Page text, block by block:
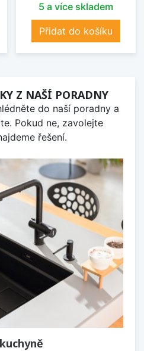
5 a více skladem
Přidat do košíku
Z NAŠÍ PORADNY
do naší poradny a
Pokud ne, zavolejte
řešení.